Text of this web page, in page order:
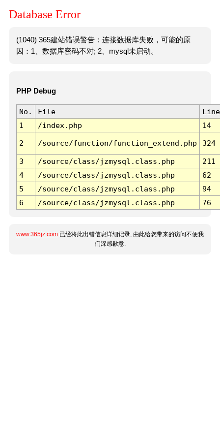
Database Error
(1040) 365建站错误警告：连接数据库失败，可能的原
因：1、数据库密码不对; 2、mysql未启动。
PHP Debug
No. File
Line
1
/index.php 14
2 /source/function/function_extend.php 324
3 /source/class/jzmysql.class.php
211
4
/source/class/jzmysql.class.php
62
5
/source/class/jzmysql.class.php
94
6
/source/class/jzmysql.class.php 76
www.365jz.com 已经将此出错信息详细记录, 由此给您带来的访问不便我
们深感歉意.